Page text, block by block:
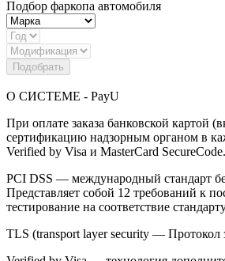
Подбор фаркопа автомобиля
Подобрать
О СИСТЕМЕ - PayU
При оплате заказа банковской картой
сертификацию надзорным органом в
Verified by Visa и MasterCard SecureCode.
PCI DSS — международный стандарт
Представляет собой 12 требований к
тестирование на соответствие
TLS (transport layer security — Протокол